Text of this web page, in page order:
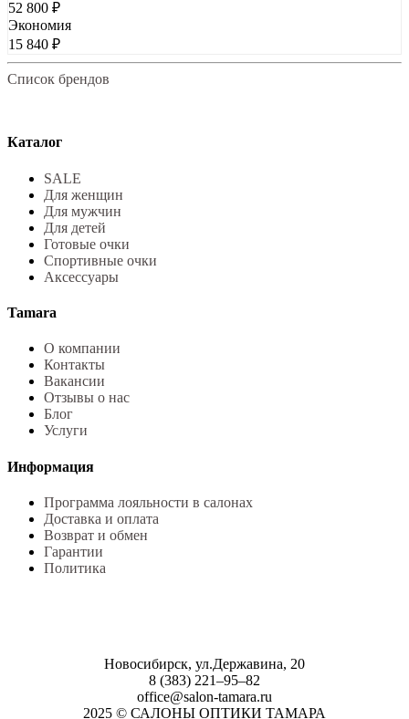
52 800 ₽
Экономия
15 840 ₽
Список брендов
Каталог
SALE
Для женщин
Для мужчин
Для детей
Готовые очки
Спортивные очки
Аксессуары
Tamara
О компании
Контакты
Вакансии
Отзывы о нас
Блог
Услуги
Информация
Программа лояльности в салонах
Доставка и оплата
Возврат и обмен
Гарантии
Политика
Новосибирск, ул.Державина, 20
8 (383) 221‒95‒82
office@salon-tamara.ru
2025 © САЛОНЫ ОПТИКИ ТАМАРА